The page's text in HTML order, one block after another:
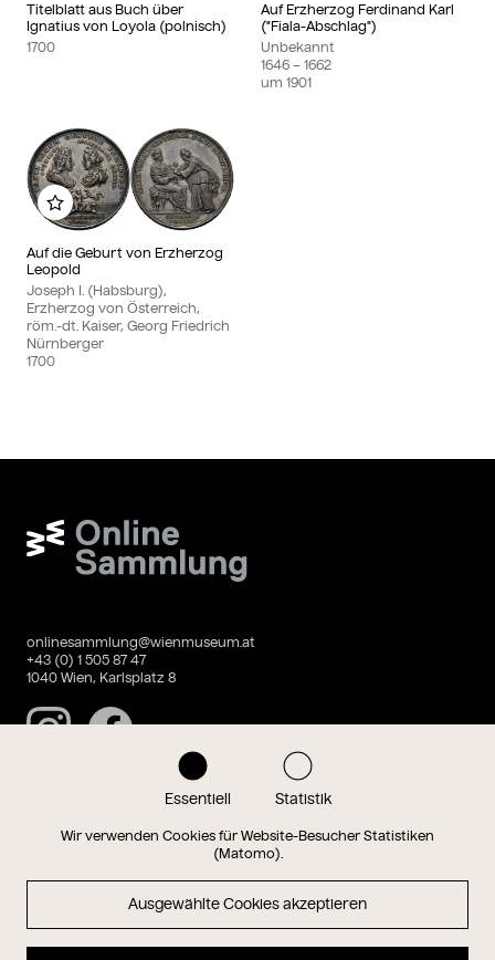
Essentiell Statistik
Wir verwenden Cookies für Website-Besucher Statistiken
(Matomo).
Ausgewählte Cookies akzeptieren
Titelblatt aus Buch über
Ignatius von Loyola (polnisch)
1700
Auf Erzherzog Ferdinand Karl
("Fiala-Abschlag")
Unbekannt
1646 – 1662
um 1901
Auf die Geburt von Erzherzog
Leopold
Joseph I. (Habsburg),
Erzherzog von Österreich,
röm.-dt. Kaiser, Georg Friedrich
Nürnberger
1700
Zu meinem Album hinzufügen
Wien Museum Online Sammlung
onlinesammlung@wienmuseum.at
+43 (0) 1 505 87 47
1040 Wien, Karlsplatz 8
InstagramFacebook
Magazin